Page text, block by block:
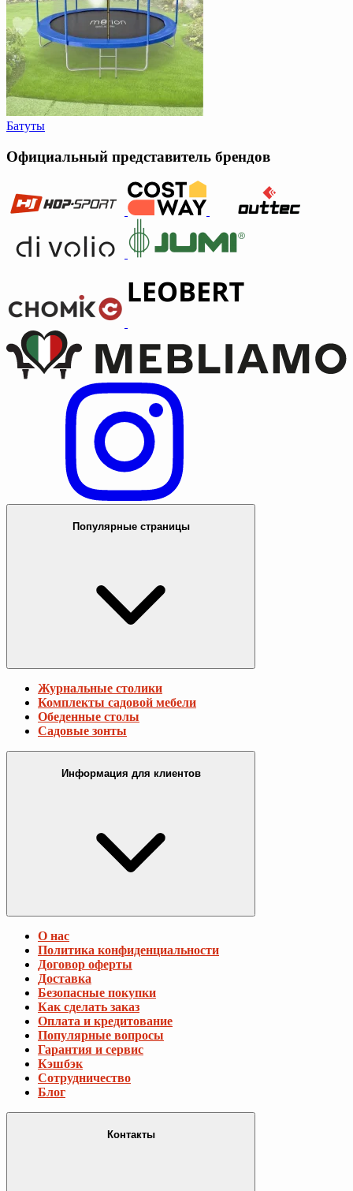
Батуты
Официальный представитель брендов
Популярные страницы
Журнальные столики
Комплекты садовой мебели
Обеденные столы
Садовые зонты
Информация для клиентов
О нас
Политика конфиденциальности
Договор оферты
Доставка
Безопасные покупки
Как сделать заказ
Оплата и кредитование
Популярные вопросы
Гарантия и сервис
Кэшбэк
Сотрудничество
Блог
Контакты